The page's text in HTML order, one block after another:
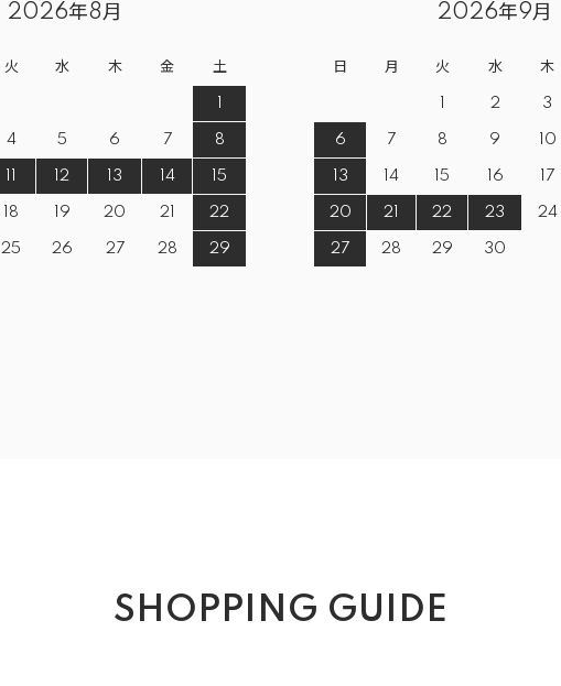
2026年8月
火 水 木 金 土
4 5 6 7 8
12 13 14 15
18 19 20 21 22
25 26 27 28 29
2026年9月
日 月 火 水 木
2 3
6 7 8 9 10
13 14 15 16 17
20 21 22 23 24
27 28 29 30
SHOPPING GUIDE